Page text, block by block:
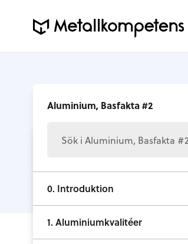
Aluminium, Basfakta #2
0. Introduktion
1. Aluminiumkvalitéer